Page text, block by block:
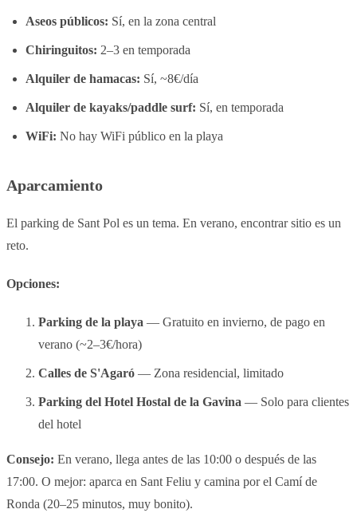
Aseos públicos: Sí, en la zona central
Chiringuitos: 2–3 en temporada
Alquiler de hamacas: Sí, ~8€/día
Alquiler de kayaks/paddle surf: Sí, en temporada
WiFi: No hay WiFi público en la playa
Aparcamiento
El parking de Sant Pol es un tema. En verano, encontrar sitio es un
reto.
Opciones:
Parking de la playa — Gratuito en invierno, de pago en
verano (~2–3€/hora)
Calles de S'Agaró — Zona residencial, limitado
Parking del Hotel Hostal de la Gavina — Solo para clientes
del hotel
Consejo: En verano, llega antes de las 10:00 o después de las
17:00. O mejor: aparca en Sant Feliu y camina por el Camí de
Ronda (20–25 minutos, muy bonito).